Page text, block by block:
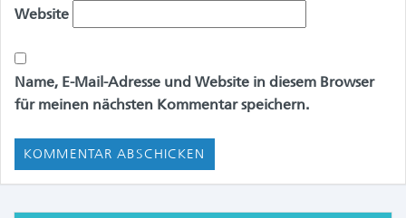
Website
Name, E-Mail-Adresse und Website in diesem Browser
für meinen nächsten Kommentar speichern.